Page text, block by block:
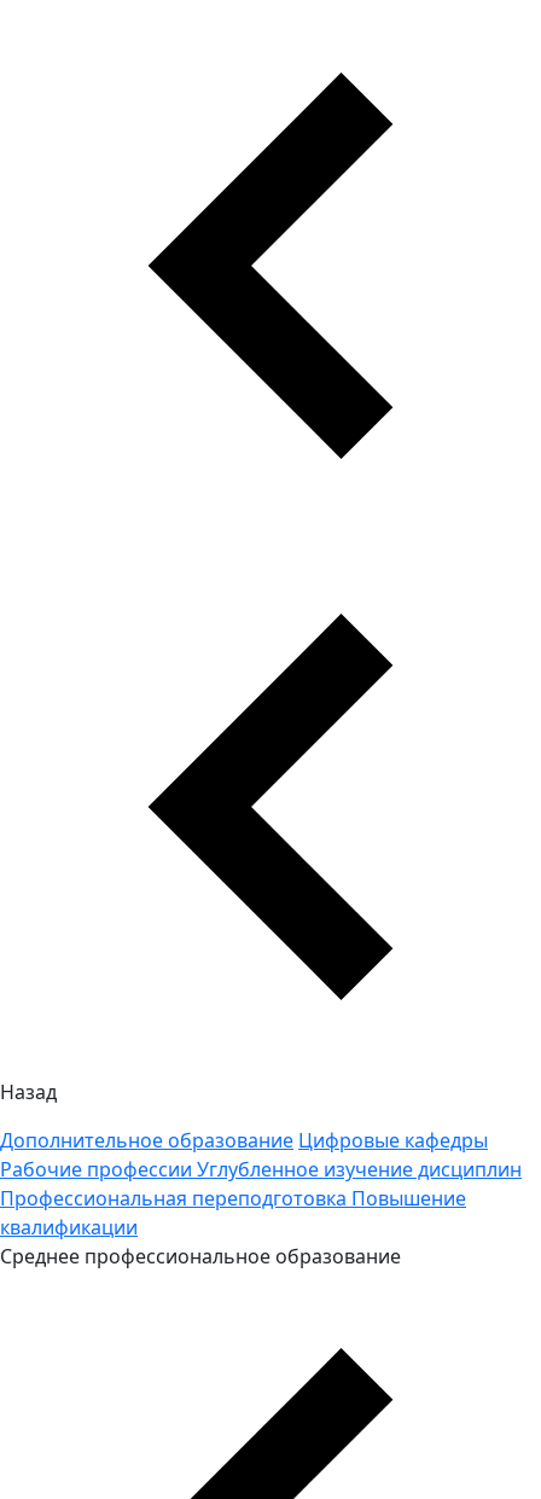
Назад
Дополнительное образование Цифровые кафедры
Рабочие профессии Углубленное изучение дисциплин
Профессиональная переподготовка Повышение
квалификации
Среднее профессиональное образование